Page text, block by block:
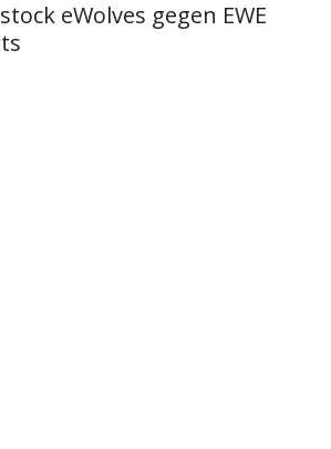
eWolves gegen EWE